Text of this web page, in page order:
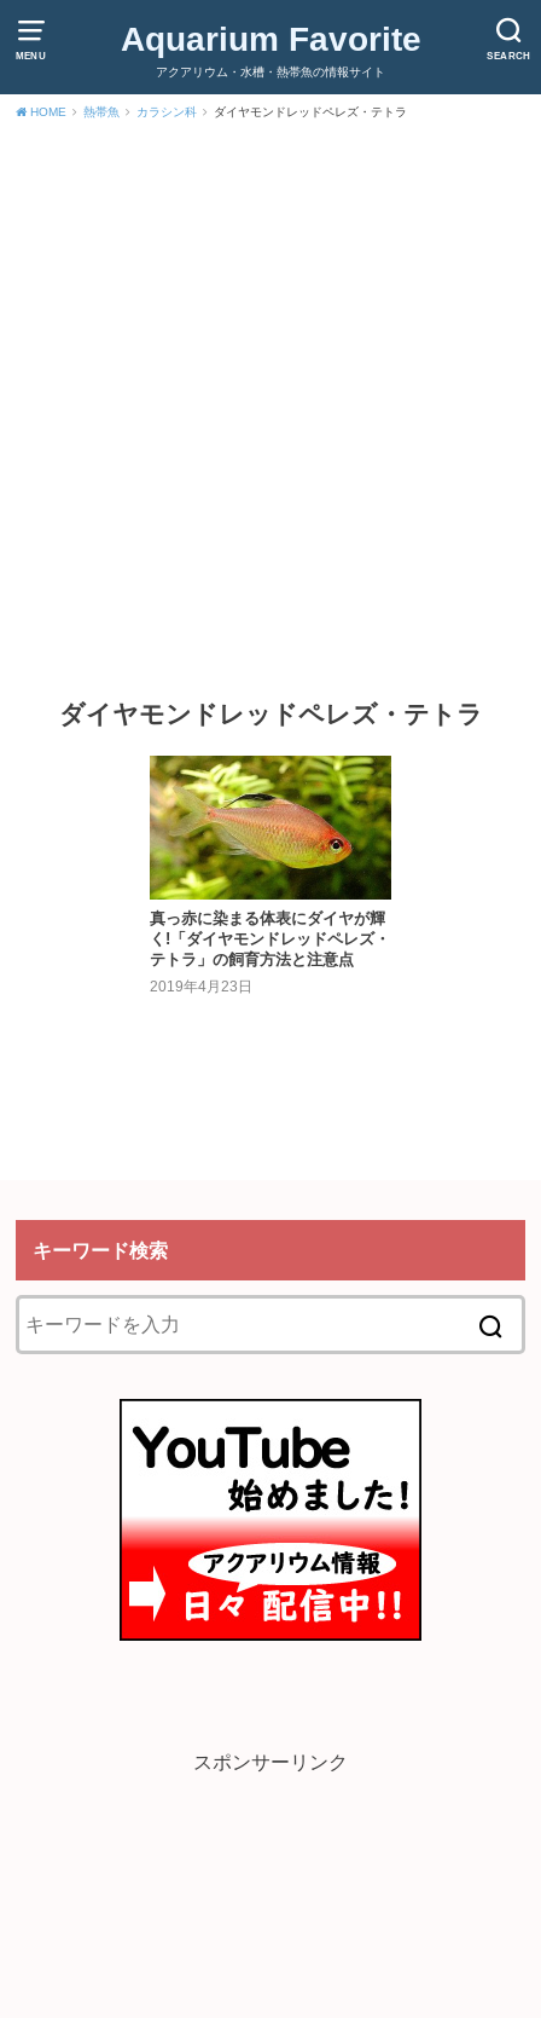
MENU SEARCH
Aquarium Favorite
アクアリウム・水槽・熱帯魚の情報サイト
HOME 熱帯魚 カラシン科 ダイヤモンドレッドペレズ・テトラ
ダイヤモンドレッドペレズ・テトラ
真っ赤に染まる体表にダイヤが輝
く!「ダイヤモンドレッドペレズ・
テトラ」の飼育方法と注意点
2019年4月23日
キーワード検索
スポンサーリンク